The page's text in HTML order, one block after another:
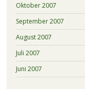
Oktober 2007
September 2007
August 2007
Juli 2007
Juni 2007